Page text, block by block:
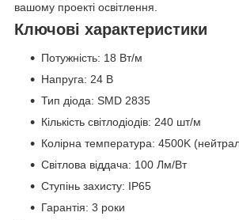
вашому проекті освітлення.
Ключові характеристики
Потужність: 18 Вт/м
Напруга: 24 В
Тип діода: SMD 2835
Кількість світлодіодів: 240 шт/м
Колірна температура: 4500K
Світлова віддача: 100 Лм/Вт
Ступінь захисту: IP65
Гарантія: 3 роки